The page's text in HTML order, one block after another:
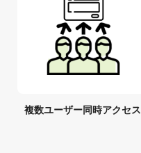
複数ユーザー同時アクセス